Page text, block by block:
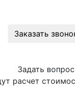
Задать вопрос